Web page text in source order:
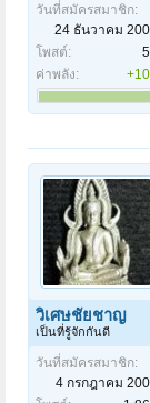
วันที่สมัครสมาชิก:
24 ธันวาคม
โพสต์:
ค่าพลัง:
วิเศษชัยชาญ
เป็นที่รู้จักกันดี
วันที่สมัครสมาชิก:
4 กรกฎาคม